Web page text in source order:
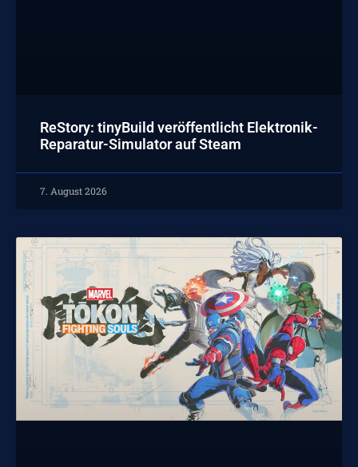
ReStory: tinyBuild veröffentlicht Elektronik-
Reparatur-Simulator auf Steam
7. August 2026